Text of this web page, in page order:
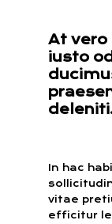
At vero
iusto
In hac
vitae
efficitur